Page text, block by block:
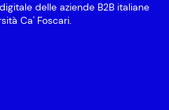
delle aziende B2B italiane
Ca' Foscari.